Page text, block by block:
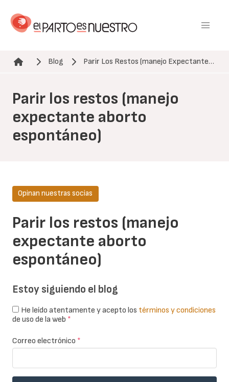
contenido
Ruta de navegación
Blog Parir Los Restos (manejo Expectante…
Parir los restos (manejo
expectante aborto
espontáneo)
Parir los restos (manejo
expectante aborto
espontáneo)
Opinan nuestras socias
Estoy siguiendo el blog
He leído atentamente y acepto los términos y condiciones
de uso de la web *
Correo electrónico *